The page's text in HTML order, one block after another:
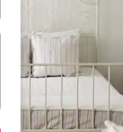
сторінкою клавіші